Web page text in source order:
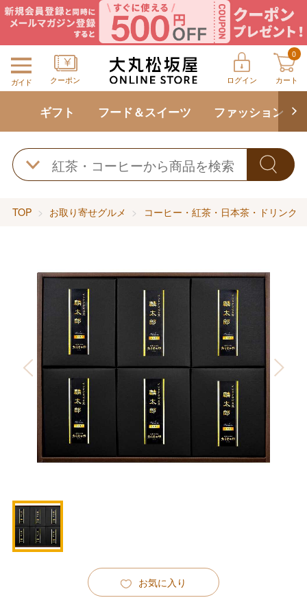
ガイド クーポン ログイン
0
カート
ギフト フード＆スイーツ ファッション
TOP お取り寄せグルメ コーヒー・紅茶・日本茶・ドリンク
お気に入り